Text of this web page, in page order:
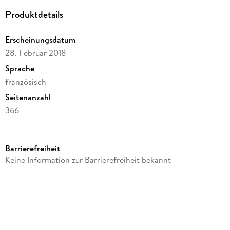
Produktdetails
Erscheinungsdatum
28. Februar 2018
Sprache
französisch
Seitenanzahl
366
Autor/Autorin
Barrierefreiheit
Keine Information zur Barrierefreiheit bekannt